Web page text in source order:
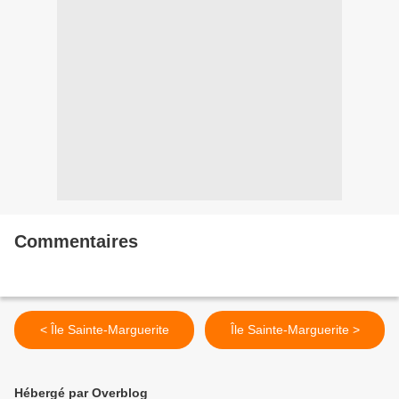
Commentaires
< Île Sainte-Marguerite Île Sainte-Marguerite >
Hébergé par Overblog